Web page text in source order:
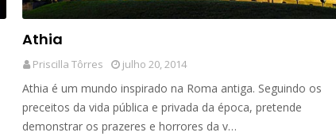
Athia
Priscilla Tôrres julho 20, 2014
Athia é um mundo inspirado na Roma antiga. Seguindo os
preceitos da vida pública e privada da época, pretende
demonstrar os prazeres e horrores da v…